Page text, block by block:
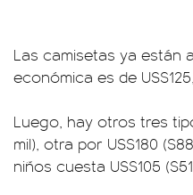
Las camisetas ya están
económica es de
Luego, hay otros tres
mil), otra por US$180
niños cuesta US$105